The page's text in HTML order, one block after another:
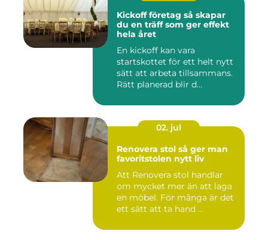
Kickoff företag så skapar
du en träff som ger effekt
hela året
En kickoff kan vara
startskottet för ett helt nytt
sätt att arbeta tillsammans.
Rätt planerad blir d...
02. jul
Renovera stol så ger man
favoritstolen nytt liv
Att Renovera stol handlar
om mycket mer än att laga
en möbel. För många är det
ett sätt att ta hand ...